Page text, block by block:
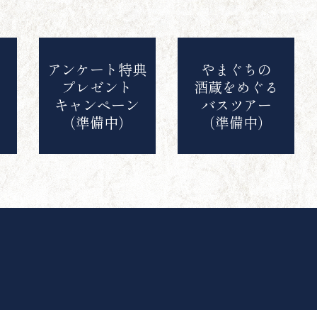
アンケート特典
プレゼント
キャンペーン
（準備中）
やまぐちの
酒蔵をめぐる
バスツアー
（準備中）